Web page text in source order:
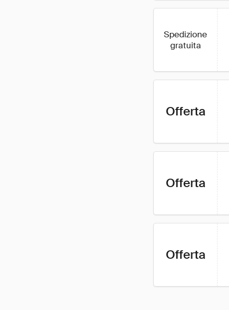
Spedizione
gratuita
Offerta
Offerta
Offerta